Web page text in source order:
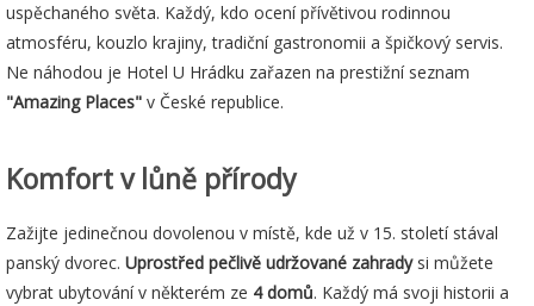
uspěchaného světa. Každý, kdo ocení přívětivou rodinnou
atmosféru, kouzlo krajiny, tradiční gastronomii a špičkový servis.
Ne náhodou je Hotel U Hrádku zařazen na prestižní seznam
"Amazing Places" v České republice.
Komfort v lůně přírody
Zažijte jedinečnou dovolenou v místě, kde už v 15. století stával
panský dvorec. Uprostřed pečlivě udržované zahradysi můžete
vybrat ubytování v některém ze 4 domů. Každý má svoji historii a